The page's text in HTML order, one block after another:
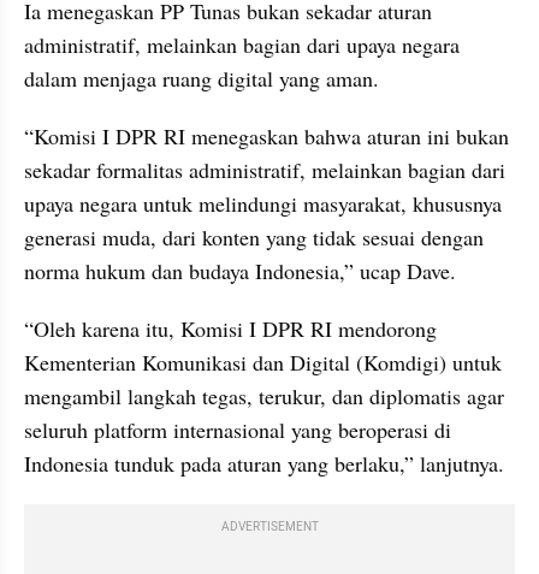
Ia menegaskan PP Tunas bukan sekadar aturan
administratif, melainkan bagian dari upaya negara
dalam menjaga ruang digital yang aman.
“Komisi I DPR RI menegaskan bahwa aturan ini bukan
sekadar formalitas administratif, melainkan bagian dari
upaya negara untuk melindungi masyarakat, khususnya
generasi muda, dari konten yang tidak sesuai dengan
norma hukum dan budaya Indonesia,” ucap Dave.
“Oleh karena itu, Komisi I DPR RI mendorong
Kementerian Komunikasi dan Digital (Komdigi) untuk
mengambil langkah tegas, terukur, dan diplomatis agar
seluruh platform internasional yang beroperasi di
Indonesia tunduk pada aturan yang berlaku,” lanjutnya.
ADVERTISEMENT